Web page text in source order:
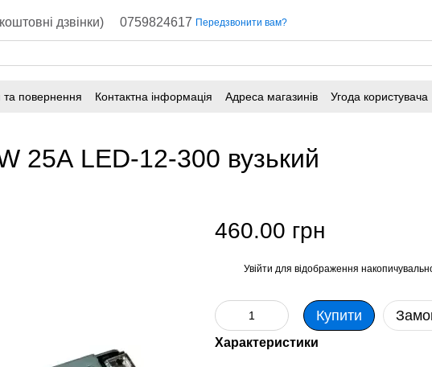
дзвінки) 0759824617 Передзвонити вам?
та повернення Контактна інформація Адреса магазинів Угода користувача
25А LED-12-300 вузький
460.00 грн
Увійти для відображення
Купити
Характеристики